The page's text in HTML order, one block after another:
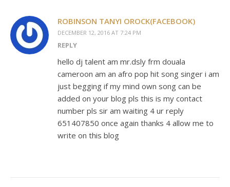
ROBINSON TANYI OROCK(FACEBOOK)
DECEMBER 12, 2016 AT 7:24 PM
REPLY
hello dj talent am mr.dsly frm douala
cameroon am an afro pop hit song singer i am
just begging if my mind own song can be
added on your blog pls this is my contact
number pls sir am waiting 4 ur reply
651407850 once again thanks 4 allow me to
write on this blog